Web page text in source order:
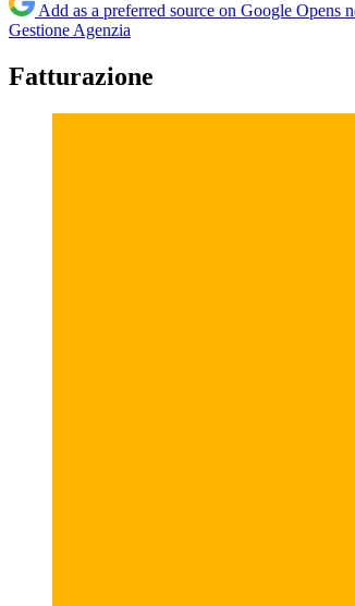
Add as a preferred source on Google Opens
Gestione Agenzia
Fatturazione